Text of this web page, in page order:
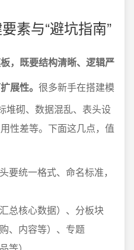
素与“避坑指南”
，既要结构清晰、逻辑严
展性。 很多新手在搭建模
堆砌、数据混乱、表头设
性差等。下面这几点，值
要统一格式、命名标准，
总核心数据）、分板块
、内容等）、专题